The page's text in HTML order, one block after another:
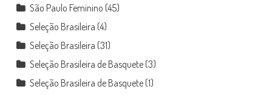
São Paulo Feminino (45)
Seleção Brasileira (4)
Seleção Brasileira (31)
Seleção Brasileira de Basquete(3)
Seleção Brasileira de Basquete(1)